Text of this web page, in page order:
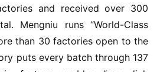
and received over 300
Mengniu runs “World-Class
than 30 factories open to the
puts every batch through 137